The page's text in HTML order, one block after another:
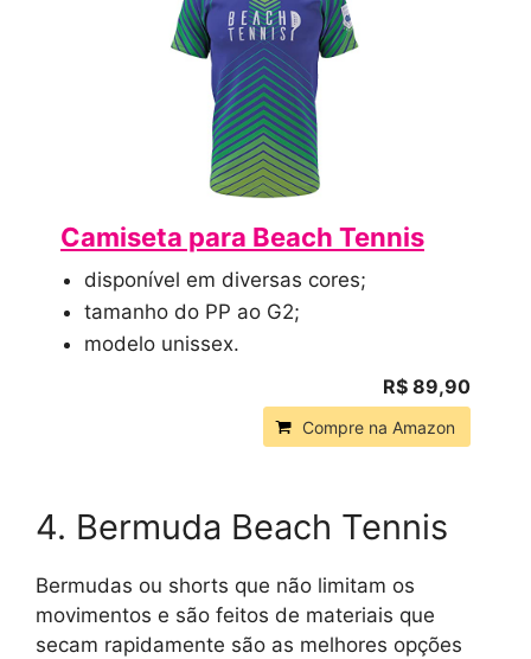
Camiseta para Beach Tennis
disponível em diversas cores;
tamanho do PP ao G2;
modelo unissex.
R$ 89,90
Compre na Amazon
4. Bermuda Beach Tennis
Bermudas ou shorts que não limitam os
movimentos e são feitos de materiais que
secam rapidamente são as melhores opções